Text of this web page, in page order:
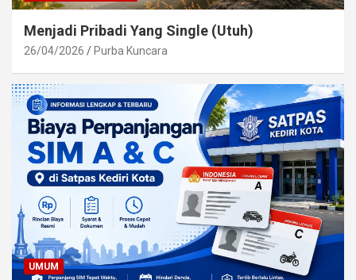
Menjadi Pribadi Yang Single (Utuh)
26/04/2026 Purba Kuncara
UMUM